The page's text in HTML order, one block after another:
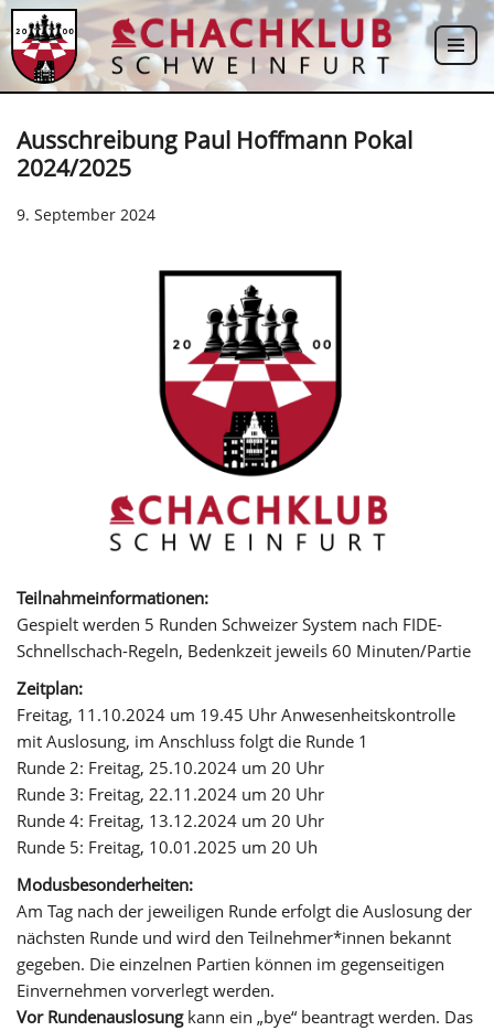
Zum
Inhalt
Ausschreibung Paul Hoffmann Pokal
2024/2025
9. September 2024
Teilnahmeinformationen:
Gespielt werden 5 Runden Schweizer System nach FIDE-
Schnellschach-Regeln, Bedenkzeit jeweils 60 Minuten/Partie
Zeitplan:
Freitag, 11.10.2024 um 19.45 Uhr Anwesenheitskontrolle
mit Auslosung, im Anschluss folgt die Runde 1
Runde 2: Freitag, 25.10.2024 um 20 Uhr
Runde 3: Freitag, 22.11.2024 um 20 Uhr
Runde 4: Freitag, 13.12.2024 um 20 Uhr
Runde 5: Freitag, 10.01.2025 um 20 Uh
Modusbesonderheiten:
Am Tag nach der jeweiligen Runde erfolgt die Auslosung der
nächsten Runde und wird den Teilnehmer*innen bekannt
gegeben. Die einzelnen Partien können im gegenseitigen
Einvernehmen vorverlegt werden.
Vor Rundenauslosungkann ein „bye“ beantragt werden. Das